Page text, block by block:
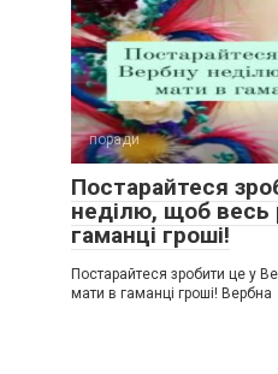
поради
Постарайтеся
неділю, щоб весь
гаманці гроші!
Постарайтеся зробити це у
мати в гаманці гроші! Вербна